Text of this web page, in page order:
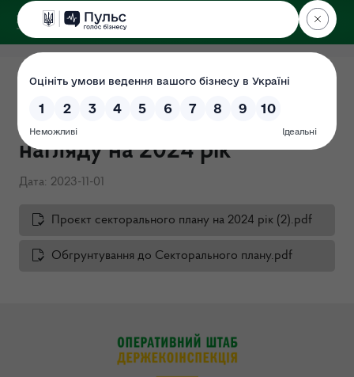
ДЕРЖЕКОІНСПЕКЦІЯ
Проєкт секторального плану
державного ринкового
нагляду на 2024 рік
Дата: 2023-11-01
Проєкт секторального плану на 2024 рік (2).pdf
Обгрунтування до Секторального плану.pdf